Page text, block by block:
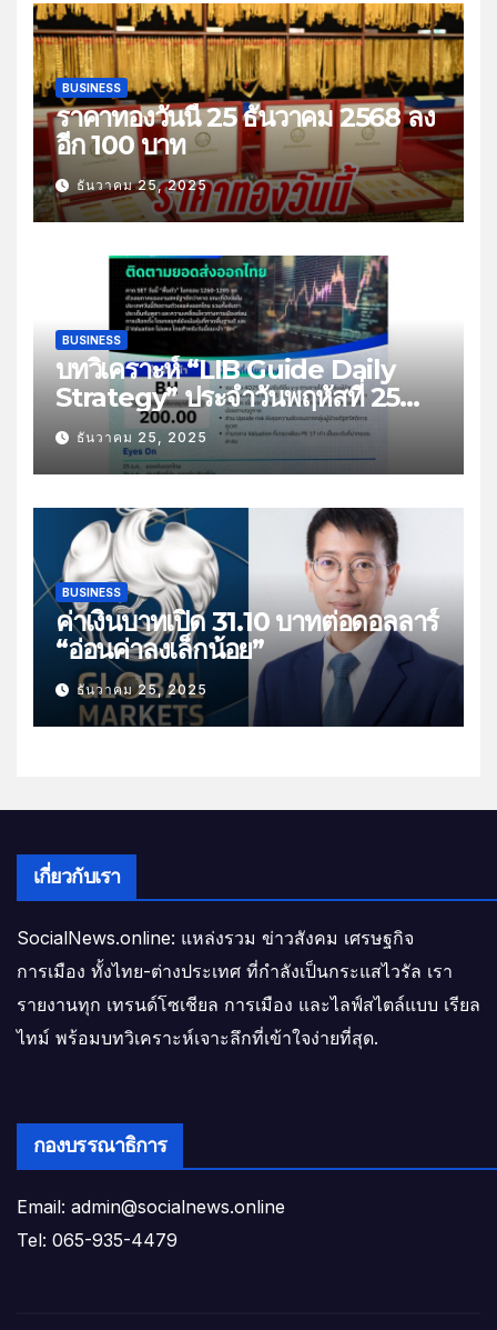
BUSINESS
ราคาทองวันนี้ 25 ธันวาคม 2568 ลง
อีก 100 บาท
ธันวาคม 25, 2025
BUSINESS
บทวิเคราะห์ “LIB Guide Daily
Strategy” ประจำวันพฤหัสที่ 25
ธันวาคม 2568 หัวข้อ “ติดตามยอด
ส่งออกไทย”
ธันวาคม 25, 2025
BUSINESS
ค่าเงินบาทเปิด 31.10 บาทต่อดอลลาร์
“อ่อนค่าลงเล็กน้อย”
ธันวาคม 25, 2025
เกี่ยวกับเรา
SocialNews.online: แหล่งรวม ข่าวสังคม เศรษฐกิจ
การเมือง ทั้งไทย-ต่างประเทศ ที่กำลังเป็นกระแสไวรัล เรา
รายงานทุก เทรนด์โซเชียล การเมือง และไลฟ์สไตล์แบบ เรียล
ไทม์ พร้อมบทวิเคราะห์เจาะลึกที่เข้าใจง่ายที่สุด.
กองบรรณาธิการ
Email: admin@socialnews.online
Tel: 065-935-4479